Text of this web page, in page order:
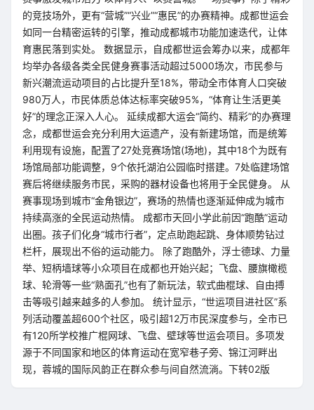
的竞技场外，更有“营城”“兴业”“惠民”的办赛精神。成都世运会
如同一台精密运转的引擎，推动成都城市功能加速迭代，让体
育惠民落到实处。 数据显示，自成都世运会筹办以来，成都年
均举办各级各类全民健身赛事活动超过5000场次，市民参与
新兴潮流运动项目的占比提升至18%，带动全市体育人口突破
980万人，市民体质总体达标率突破95%，“体育让生活更美
好”的理念正深入人心。 延续成都大运会“简约、精彩”的办赛理
念，成都世运会充分利用大运遗产，没有新建场馆，而是统筹
利用现有设施，配置了27处竞赛场馆(场地)，其中18个为既有
场馆局部功能调整，9个依托湖泊公园临时搭建。7处临建场馆
赛后将继续服务市民，采购的器材设备也将用于全民健身。 从
赛事现场到城市“金角银边”，赛场的热情也逐渐延伸成为城市
持续高涨的全民运动热情。 成都市天回小学此前因“跑酷”运动
出圈。孩子们化身“城市行者”，定点助跑起跳、身体顺势钻过
栏杆，展现出不俗的运动能力。 除了跑酷外，浮士德球、力量
举、短柄墙球等小众项目在成都也开始兴起；飞盘、腰旗橄榄
球、轮滑等一些“熟面孔”也有了新玩法，软式曲棍球、自由搏
击等吸引越来越多的人参加。 统计显示，“世运项目进社区”系
列活动覆盖超600个社区，吸引超12万市民深度参与，全市已
有120所学校推广棍网球、飞盘、壁球等世运会项目。多项发
源于不同国家和地区的体育运动在宽窄巷子旁、锦江河畔出
现，蓉城的国际风韵正在群众参与间自然流淌。下转02版